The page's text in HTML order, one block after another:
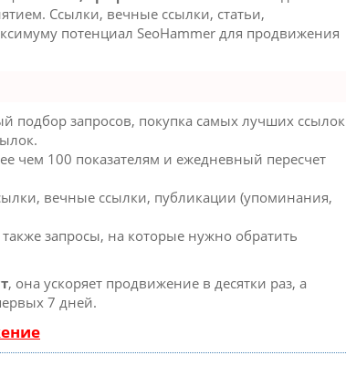
Ссылки, вечные ссылки, статьи,
потенциал SeoHammer для продвижения
запросов, покупка самых лучших ссылок
чем 100 показателям и ежедневный пересчет
вечные ссылки, публикации (упоминания,
запросы, на которые нужно обратить
, она ускоряет продвижение в десятки раз, а
7 дней.